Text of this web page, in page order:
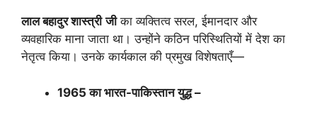
लाल बहादुर शास्त्री जीका व्यक्तित्व सरल, ईमानदार और
व्यवहारिक माना जाता था। उन्होंने कठिन परिस्थितियों में देश का
नेतृत्व किया। उनके कार्यकाल की प्रमुख विशेषताएँ—
1965का भारत-पाकिस्तान युद्ध –